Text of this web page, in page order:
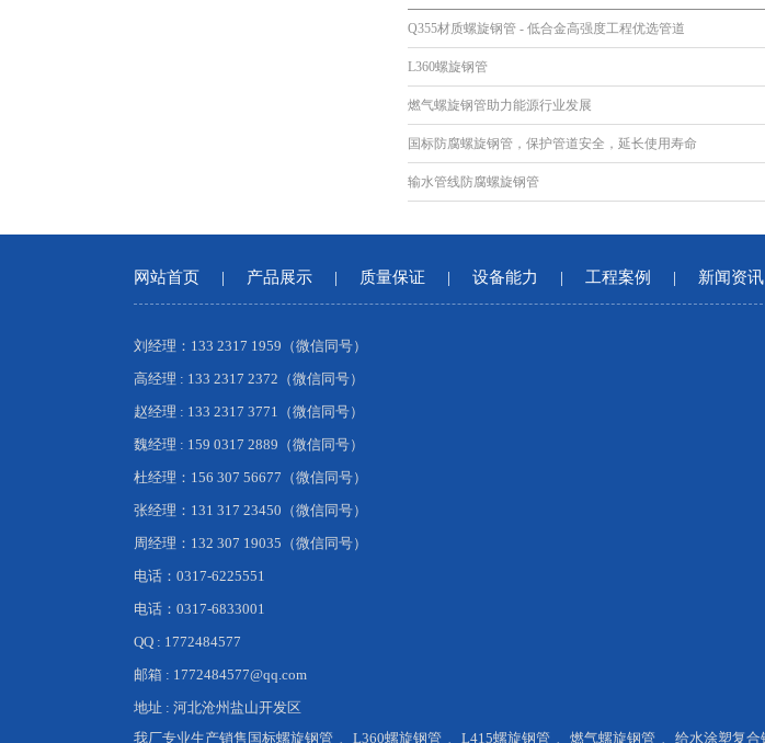
Q355材质螺旋钢管 - 低合金高强度工程优选管道
L360螺旋钢管
燃气螺旋钢管助力能源行业发展
国标防腐螺旋钢管，保护管道安全，延长使用寿命
输水管线防腐螺旋钢管
网站首页 | 产品展示 | 质量保证 | 设备能力 | 工程案例 | 新闻资讯
刘经理：133 2317 1959（微信同号）
高经理 : 133 2317 2372（微信同号）
赵经理 : 133 2317 3771（微信同号）
魏经理 : 159 0317 2889（微信同号）
杜经理：156 307 56677（微信同号）
张经理：131 317 23450（微信同号）
周经理：132 307 19035（微信同号）
电话：0317-6225551
电话：0317-6833001
QQ : 1772484577
邮箱 : 1772484577@qq.com
地址 : 河北沧州盐山开发区
我厂专业生产销售 国标螺旋钢管 、 L360螺旋钢管 、 L415螺旋钢管 、 燃气螺旋钢管 、 给水涂塑复合